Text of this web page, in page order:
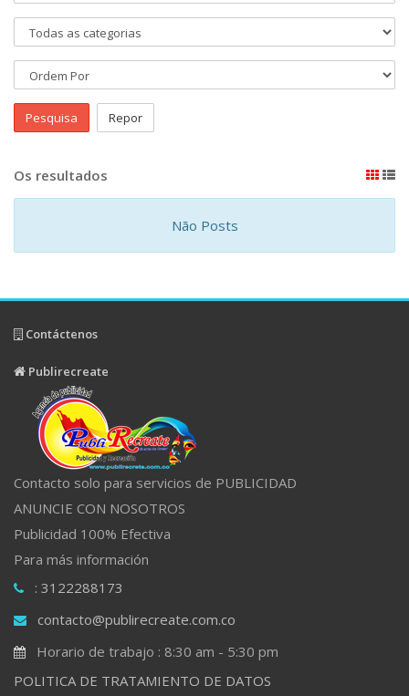
Pesquisa Repor
Os resultados
Não Posts
Contáctenos
Publirecreate
Contacto solo para servicios de PUBLICIDAD
ANUNCIE CON NOSOTROS
Publicidad 100% Efectiva
Para más información
: 3122288173
contacto@publirecreate.com.co
Horario de trabajo : 8:30 am - 5:30 pm
POLITICA DE TRATAMIENTO DE DATOS